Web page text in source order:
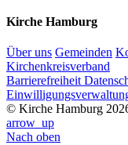
Kirche Hamburg
Über uns Gemeinden
Kirchenkreisverband
Barrierefreiheit
© Kirche Hamburg
arrow_up
Nach oben